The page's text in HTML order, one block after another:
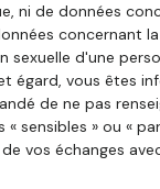
ni de données
concernant la
sexuelle d'une
égard, vous êtes
de ne pas
« sensibles » ou «
vos échanges